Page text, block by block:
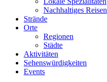
Nachhaltiges Reisen
Strände
Orte
Regionen
Städte
Aktivitäten
Sehenswürdigkeiten
Events